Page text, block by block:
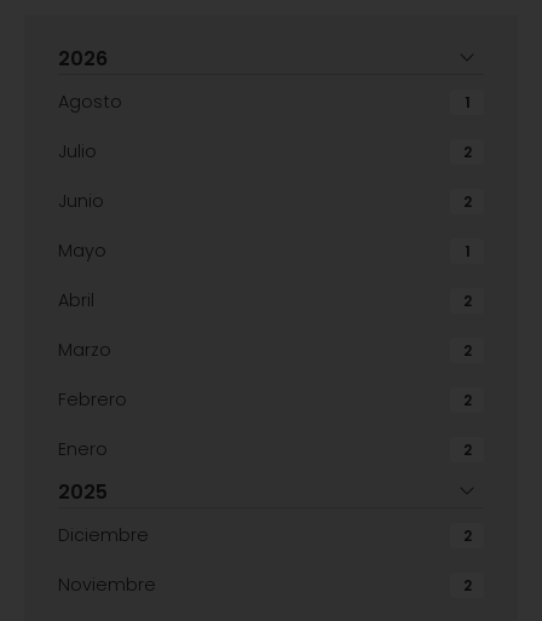
2026
Agosto 1
Julio 2
Junio 2
Mayo 1
Abril 2
Marzo 2
Febrero 2
Enero 2
2025
Diciembre 2
Noviembre 2